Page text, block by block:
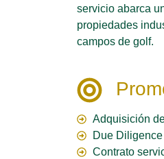
servicio abarca
propiedades
campos de golf.
Adquisición
Due
Contrato